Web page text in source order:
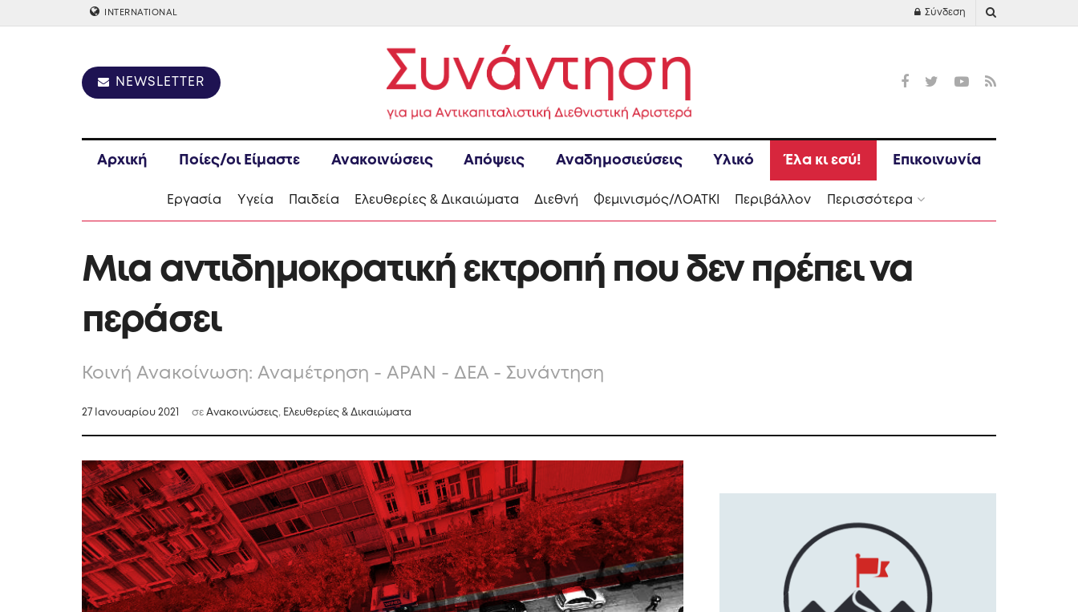
INTERNATIONAL Σύνδεση
NEWSLETTER
Αρχική Ποίες/οι Είμαστε Ανακοινώσεις Απόψεις Αναδημοσιεύσεις Υλικό Έλα κι εσύ! Επικοινωνία
Εργασία Υγεία Παιδεία Ελευθερίες & Δικαιώματα Διεθνή Φεμινισμός/ΛΟΑΤΚΙ Περιβάλλον Περισσότερα
Μια αντιδημοκρατική εκτροπή που δεν πρέπει να
περάσει
Κοινή Ανακοίνωση: Αναμέτρηση - ΑΡΑΝ - ΔΕΑ - Συνάντηση
27 Ιανουαρίου 2021 σε Ανακοινώσεις, Ελευθερίες & Δικαιώματα